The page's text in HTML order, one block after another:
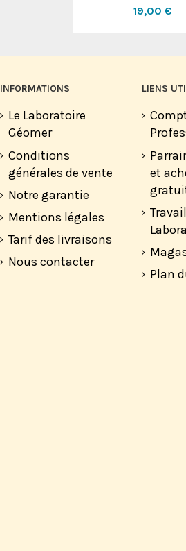
19,00 €
INFORMATIONS
Le Laboratoire
Géomer
Conditions
générales de vente
Notre garantie
Mentions légales
Tarif des livraisons
Nous contacter
LIENS
et
Plan